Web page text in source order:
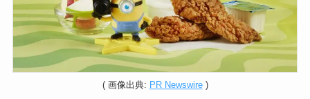
( 画像出典: PR Newswire)